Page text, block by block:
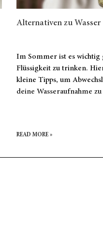
Alternativen zu Wasser
Im Sommer ist es wichtig
Flüssigkeit zu trinken.
kleine Tipps, um
deine Wasseraufnahme
READ MORE »